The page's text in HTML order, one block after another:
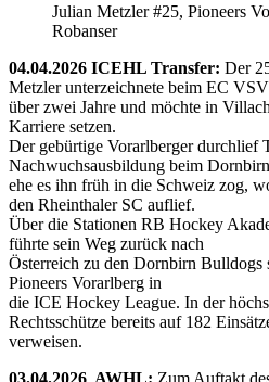
Julian Metzler #25, Pioneers
Robanser
04.04.2026 ICEHL Transfer: Der
Metzler unterzeichnete beim EC
über zwei Jahre und möchte in
Karriere setzen.
Der gebürtige Vorarlberger durchlief
Nachwuchsausbildung beim
ehe es ihn früh in die Schweiz zog,
den Rheinthaler SC auflief.
Über die Stationen RB Hockey
führte sein Weg zurück nach
Österreich zu den Dornbirn Bulldogs
Pioneers Vorarlberg in
die ICE Hockey League. In der
Rechtsschütze bereits auf 182
verweisen.
03.04.2026 AWHL: Zum Auftakt